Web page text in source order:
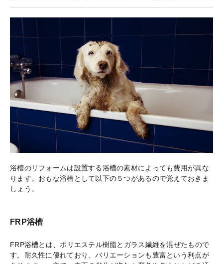
浴槽のリフォームは設置する浴槽の素材によっても費用が異な
ります。おもな浴槽として以下の５つがあるので覚えておきま
しょう。
FRP浴槽
FRP浴槽とは、ポリエステル樹脂とガラス繊維を混ぜたもので
す。耐久性に優れており、バリエーションも豊富という利点が